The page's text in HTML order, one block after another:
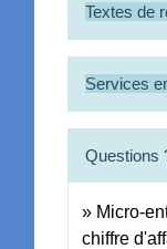
Textes de
Services
Questions
Micro-
chiffre